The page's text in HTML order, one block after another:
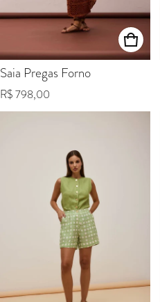
Saia Pregas Forno
Preço normal
R$ 798,00